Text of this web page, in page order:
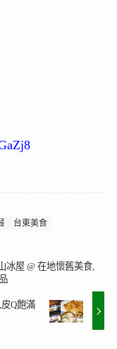
台東美食
冰屋 @ 在地懷舊美食,
Q飽滿